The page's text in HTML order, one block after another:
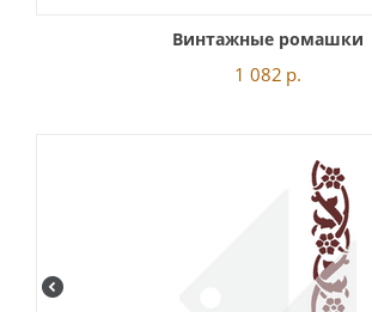
Винтажные ромашки
1 082 р.